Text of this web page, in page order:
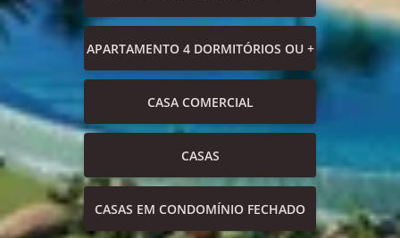
APARTAMENTO 4 DORMITÓRIOS OU +
CASA COMERCIAL
CASAS
CASAS EM CONDOMÍNIO FECHADO